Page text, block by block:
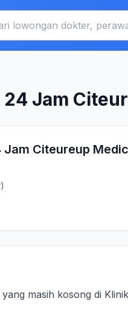
Jam
Citeureup
masih kosong di